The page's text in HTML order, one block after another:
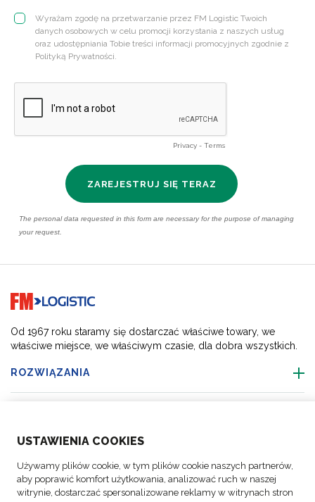
USTAWIENIA COOKIES
Używamy plików cookie, w tym plików cookie naszych partnerów,
aby poprawić komfort użytkowania, analizować ruch w naszej
witrynie, dostarczać spersonalizowane reklamy w witrynach stron
Go to home page
Od 1967 roku staramy się dostarczać właściwe towary, we
właściwe miejsce, we właściwym czasie, dla dobra wszystkich.
ROZWIĄZANIA
ŚLEDŹ NAS